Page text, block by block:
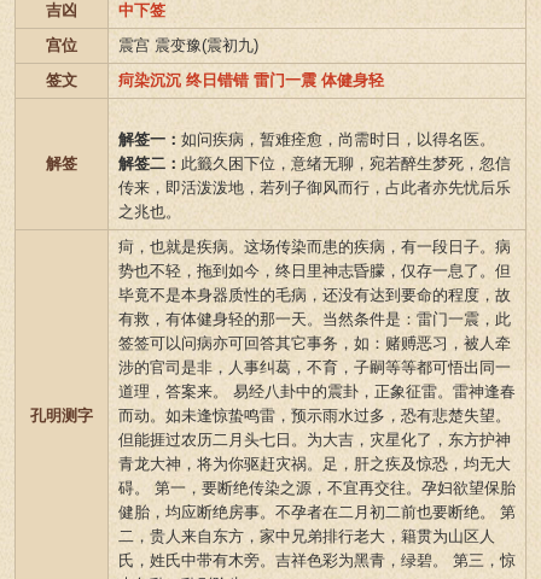
吉凶
中下签
宫位
震宫 震变豫(震初九)
签文
疴染沉沉 终日错错 雷门一震 体健身轻
解签
解签一： 如问疾病，暂难痊愈，尚需时日，以得名医。
解签二： 此籤久困下位，意绪无聊，宛若醉生梦死，忽信
传来，即活泼泼地，若列子御风而行，占此者亦先忧后乐
之兆也。
孔明测字
疴，也就是疾病。这场传染而患的疾病，有一段日子。病
势也不轻，拖到如今，终日里神志昏朦，仅存一息了。但
毕竟不是本身器质性的毛病，还没有达到要命的程度，故
有救，有体健身轻的那一天。当然条件是：雷门一震，此
签签可以问病亦可回答其它事务，如：赌赙恶习，被人牵
涉的官司是非，人事纠葛，不育，子嗣等等都可悟出同一
道理，答案来。 易经八卦中的震卦，正象征雷。雷神逢春
而动。如未逢惊蛰鸣雷，预示雨水过多，恐有悲楚失望。
但能捱过农历二月头七日。为大吉，灾星化了，东方护神
青龙大神，将为你驱赶灾祸。足，肝之疾及惊恐，均无大
碍。 第一，要断绝传染之源，不宜再交往。孕妇欲望保胎
健胎，均应断绝房事。不孕者在二月初二前也要断绝。 第
二，贵人来自东方，家中兄弟排行老大，籍贯为山区人
氏，姓氏中带有木旁。吉祥色彩为黑青，绿碧。 第三，惊